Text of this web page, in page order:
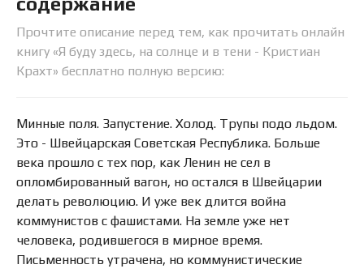
Прочтите описание перед тем, как прочитать онлайн
книгу «Я буду здесь, на солнце и в тени - Кристиан
Крахт» бесплатно полную версию:
Минные поля. Запустение. Холод. Трупы подо льдом.
Это - Швейцарская Советская Республика. Больше
века прошло с тех пор, как Ленин не сел в
опломбированный вагон, но остался в Швейцарии
делать революцию. И уже век длится война
коммунистов с фашистами. На земле уже нет
человека, родившегося в мирное время.
Письменность утрачена, но коммунистические